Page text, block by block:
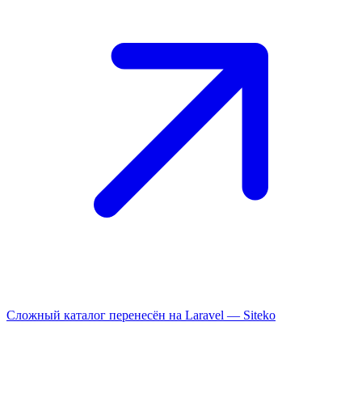
Сложный каталог перенесён на Laravel — Siteko